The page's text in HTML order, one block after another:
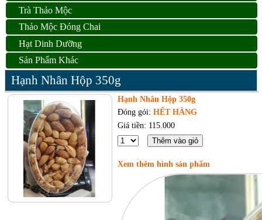
Trà Thảo Mộc
Thảo Mộc Đóng Chai
Hạt Dinh Dưỡng
Sản Phẩm Khác
Hạnh Nhân Hộp 350g
Hạnh Nhân Hộp 350g
Đóng gói:HẾT HÀNG
Giá tiền: 115.000
Xem thêm hình sản phẩm